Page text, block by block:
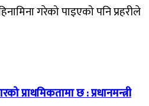
गरेको पाइएको पनि प्रहरीले
प्राथमिकतामा छ : प्रधानमन्त्री